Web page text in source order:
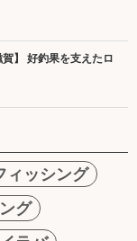
】 好釣果を支えたロ
ィッシング
グ